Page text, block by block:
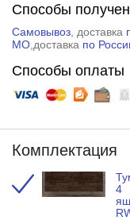
Способы
Самовывоз, доставка
МО,доставка по
Способы оплаты
Комплектация
4